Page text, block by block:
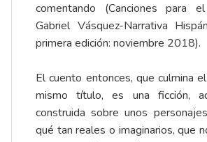
comentando (Canciones para el
Gabriel Vásquez-Narrativa
primera edición: noviembre 2018).
El cuento entonces, que culmina
mismo título, es una ficción,
construida sobre unos
qué tan reales o imaginarios, que